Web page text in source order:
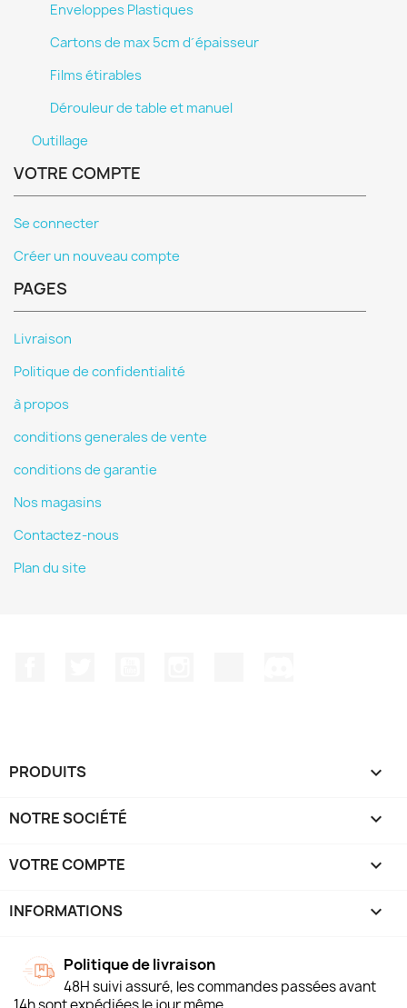
Enveloppes Plastiques
Cartons de max 5cm d´épaisseur
Films étirables
Dérouleur de table et manuel
Outillage
VOTRE COMPTE
Se connecter
Créer un nouveau compte
PAGES
Livraison
Politique de confidentialité
à propos
conditions generales de vente
conditions de garantie
Nos magasins
Contactez-nous
Plan du site
PRODUITS 
NOTRE SOCIÉTÉ 
VOTRE COMPTE 
INFORMATIONS keyboard_arrow_down
Politique de livraison
48H suivi assuré, les commandes passées avant